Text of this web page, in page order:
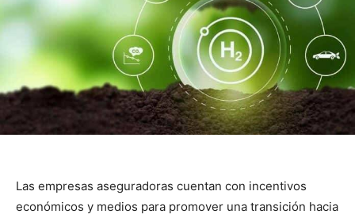
Las empresas aseguradoras cuentan con incentivos
económicos y medios para promover una transición hacia